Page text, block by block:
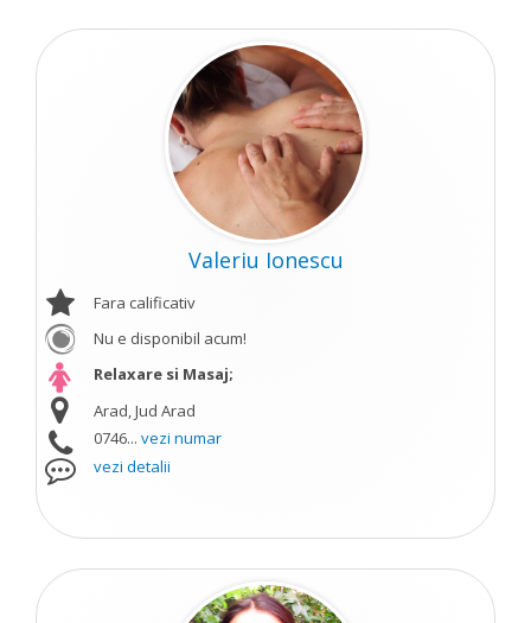
Valeriu Ionescu
Fara calificativ
Nu e disponibil acum!
Relaxare si Masaj;
Arad, Jud Arad
0746... vezi numar
vezi detalii